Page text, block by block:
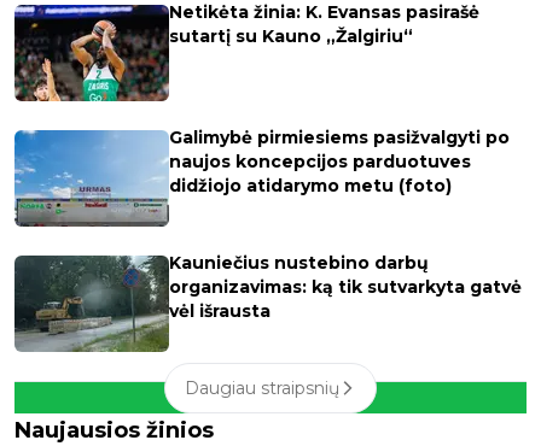
Netikėta žinia: K. Evansas pasirašė
sutartį su Kauno „Žalgiriu“
Galimybė pirmiesiems pasižvalgyti po
naujos koncepcijos parduotuves
didžiojo atidarymo metu (foto)
Kauniečius nustebino darbų
organizavimas: ką tik sutvarkyta gatvė
vėl išrausta
Daugiau straipsnių
Naujausios žinios